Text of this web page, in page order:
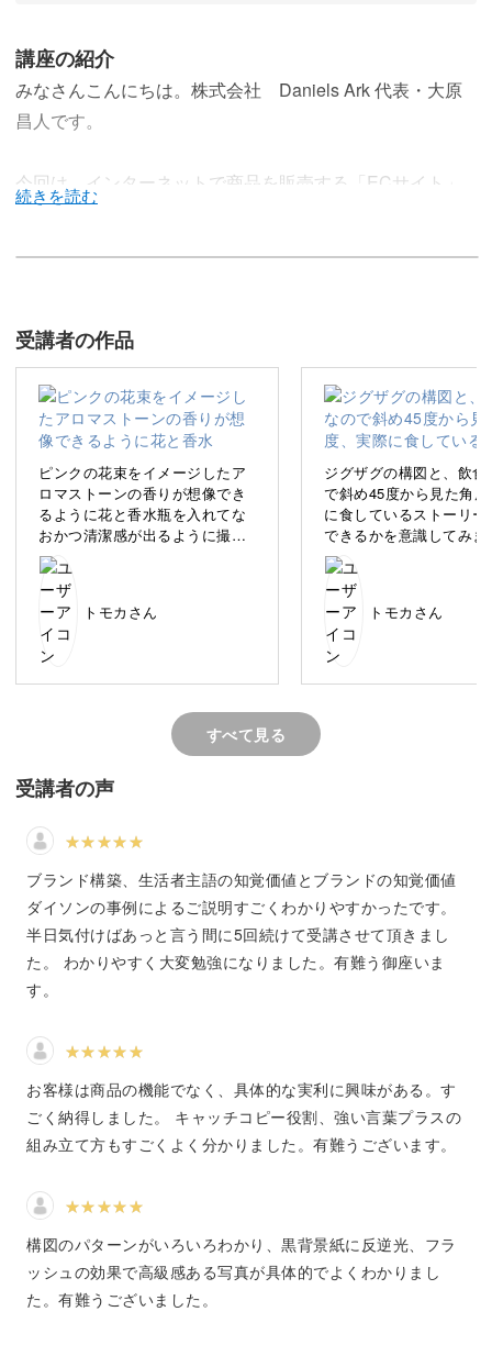
講座の紹介
みなさんこんにちは。株式会社 Daniels Ark 代表・大原
昌人です。
今回は、インターネットで商品を販売する「ECサイト」
の売上をUPさせるノウハウが学べる講座を開講します。
ECサイトでの商品販売を始めたい時、こんなお悩みはあ
・ECショップの始め方が分からない
・売上が上がらない
・サイトの改善策を知りたい
・もっと魅力的に商品をみせたい
始める前や、始めてからも悩みはつきないと思います。
これからEC販売サイトを始めたい方、ECショップの売上
にお悩みのある方は、ぜひご参加いただけたらと思いま
す。
売上をUPさせる実践的なノウハウを、初心者さんにも分
私はこれまで、企画・ブランディング・撮影・マーケティ
ュースしてきました。
楽天のWebプロデューサー・ディレクターとして培った、
知識や経験を基にした“売れるECサイト作り”のノウハウを
受講者の作品
ピンクの花束をイメージしたア
ロマストーンの香りが想像でき
るように花と香水瓶を入れてな
おかつ清潔感が出るように撮影
してみました。
トモカさん
ジグザグの構図と、飲食
で斜め45度から見た角
に食しているストーリー
できるかを意識してみま
トモカさん
すべて見る
受講者の声
ブランド構築、生活者主語の知覚価値とブランドの知覚価値
ダイソンの事例によるご説明すごくわかりやすかったです。
半日気付けばあっと言う間に5回続けて受講させて頂きまし
た。 わかりやすく大変勉強になりました。有難う御座いま
す。
お客様は商品の機能でなく、具体的な実利に興味がある。す
ごく納得しました。 キャッチコピー役割、強い言葉プラスの
組み立て方もすごくよく分かりました。有難うございます。
構図のパターンがいろいろわかり、黒背景紙に反逆光、フラ
ッシュの効果で高級感ある写真が具体的でよくわかりまし
た。有難うございました。